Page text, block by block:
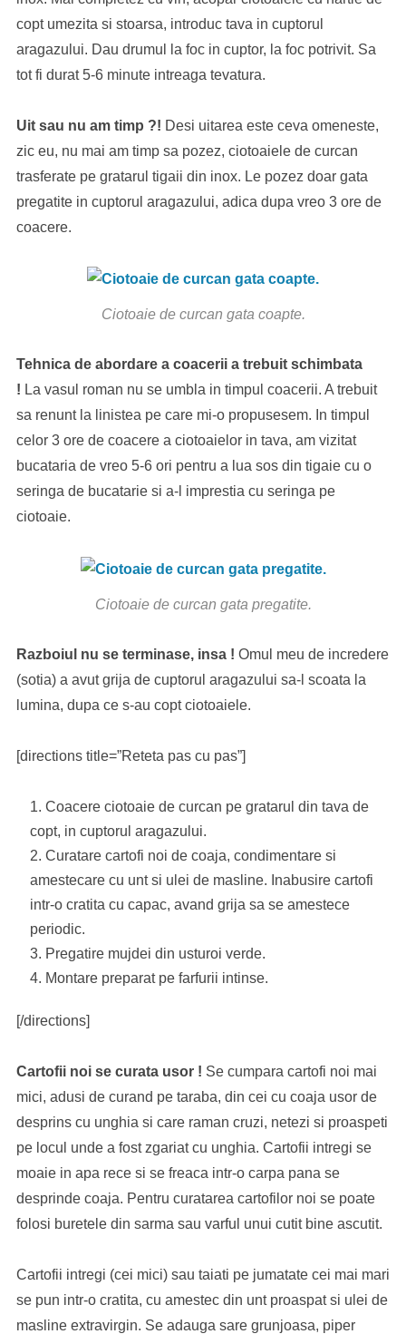
copt umezita si stoarsa, introduc tava in cuptorul
aragazului. Dau drumul la foc in cuptor, la foc potrivit. Sa
tot fi durat 5-6 minute intreaga tevatura.
Uit sau nu am timp ?! Desi uitarea este ceva omeneste,
zic eu, nu mai am timp sa pozez, ciotoaiele de curcan
trasferate pe gratarul tigaii din inox. Le pozez doar gata
pregatite in cuptorul aragazului, adica dupa vreo 3 ore de
coacere.
Ciotoaie de curcan gata coapte.
Tehnica de abordare a coacerii a trebuit schimbata
! La vasul roman nu se umbla in timpul coacerii. A trebuit
sa renunt la linistea pe care mi-o propusesem. In timpul
celor 3 ore de coacere a ciotoaielor in tava, am vizitat
bucataria de vreo 5-6 ori pentru a lua sos din tigaie cu o
seringa de bucatarie si a-l imprestia cu seringa pe
ciotoaie.
Ciotoaie de curcan gata pregatite.
Razboiul nu se terminase, insa ! Omul meu de incredere
(sotia) a avut grija de cuptorul aragazului sa-l scoata la
lumina, dupa ce s-au copt ciotoaiele.
[directions title=”Reteta pas cu pas”]
Coacere ciotoaie de curcan pe gratarul din tava de
copt, in cuptorul aragazului.
Curatare cartofi noi de coaja, condimentare si
amestecare cu unt si ulei de masline. Inabusire cartofi
intr-o cratita cu capac, avand grija sa se amestece
periodic.
Pregatire mujdei din usturoi verde.
Montare preparat pe farfurii intinse.
[/directions]
Cartofii noi se curata usor ! Se cumpara cartofi noi mai
mici, adusi de curand pe taraba, din cei cu coaja usor de
desprins cu unghia si care raman cruzi, netezi si proaspeti
pe locul unde a fost zgariat cu unghia. Cartofii intregi se
moaie in apa rece si se freaca intr-o carpa pana se
desprinde coaja. Pentru curatarea cartofilor noi se poate
folosi buretele din sarma sau varful unui cutit bine ascutit.
Cartofii intregi (cei mici) sau taiati pe jumatate cei mai mari
se pun intr-o cratita, cu amestec din unt proaspat si ulei de
masline extravirgin. Se adauga sare grunjoasa, piper